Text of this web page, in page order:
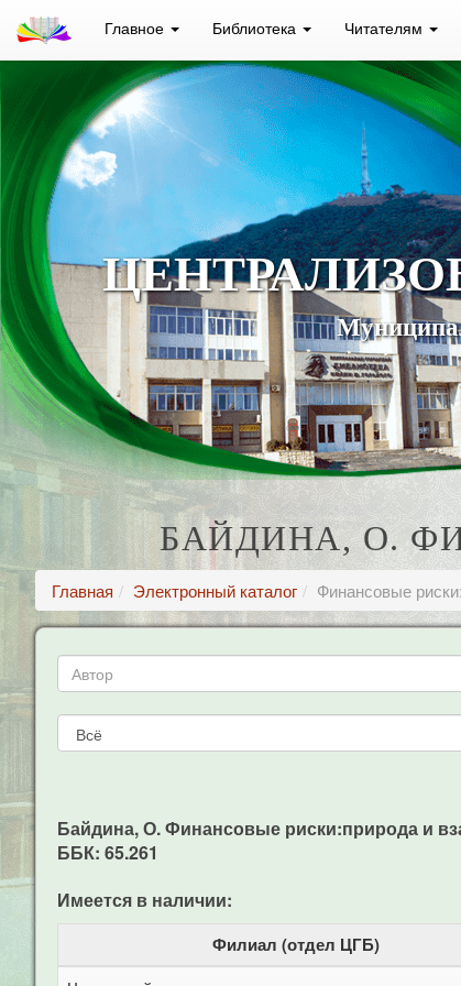
Главное Библиотека Читателям
БАЙДИНА, О.
Главная Электронный каталог Финансовые
Байдина, О. Финансовые риски:природа и
ББК: 65.261
Имеется в наличии:
Филиал (отдел ЦГБ)